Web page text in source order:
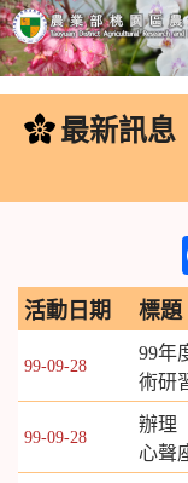
跳
內
最新訊息
活動日期 標題
99-09-28
99年
術研
99-09-28
辦理
心聲